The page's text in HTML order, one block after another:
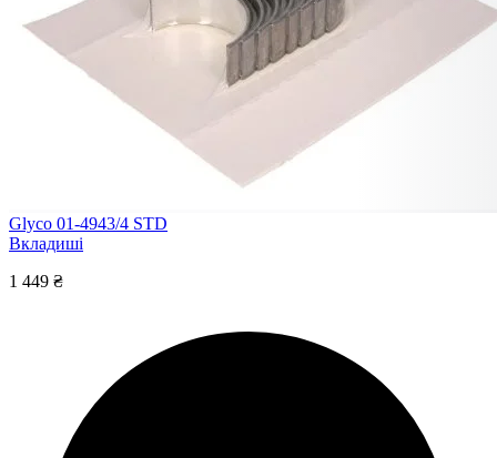
Glyco 01-4943/4 STD
Вкладиші
1 449 ₴